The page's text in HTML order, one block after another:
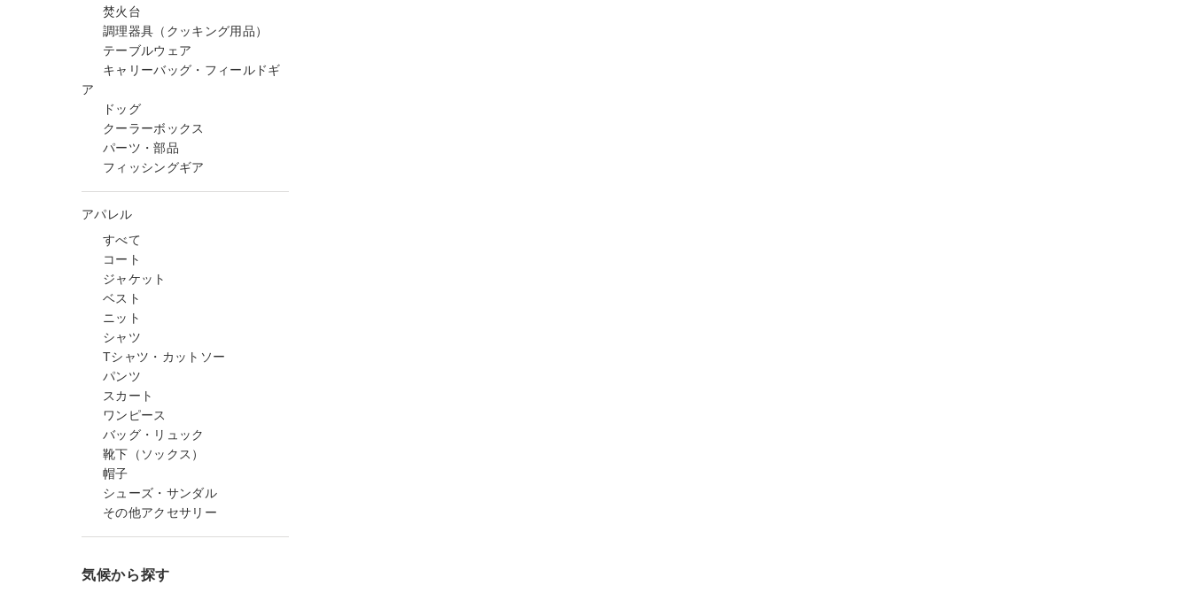
焚火台
調理器具（クッキング用品）
テーブルウェア
キャリーバッグ・フィールドギ
ア
ドッグ
クーラーボックス
パーツ・部品
フィッシングギア
アパレル
すべて
コート
ジャケット
ベスト
ニット
シャツ
Tシャツ・カットソー
パンツ
スカート
ワンピース
バッグ・リュック
靴下（ソックス）
帽子
シューズ・サンダル
その他アクセサリー
気候から探す